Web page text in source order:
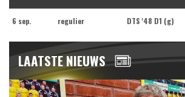
6 sep. regulier DTS '48 D1 (g)
LAATSTE NIEUWS